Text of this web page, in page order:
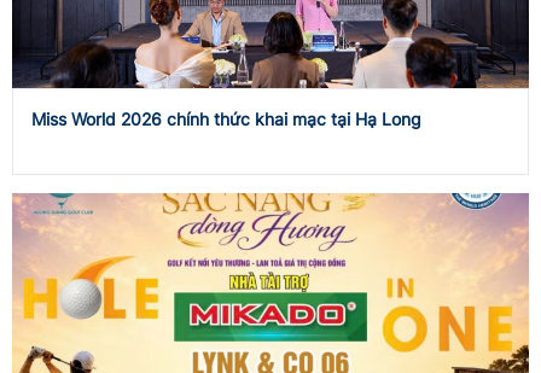
Miss World 2026 chính thức khai mạc tại Hạ Long